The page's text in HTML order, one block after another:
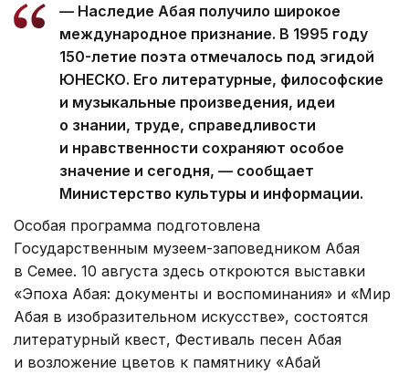
— Наследие Абая получило широкое
международное признание. В 1995 году
150-летие поэта отмечалось под эгидой
ЮНЕСКО. Его литературные, философские
и музыкальные произведения, идеи
о знании, труде, справедливости
и нравственности сохраняют особое
значение и сегодня, — сообщает
Министерство культуры и информации.
Особая программа подготовлена
Государственным музеем-заповедником Абая
в Семее. 10 августа здесь откроются выставки
«Эпоха Абая: документы и воспоминания» и «Мир
Абая в изобразительном искусстве», состоятся
литературный квест, Фестиваль песен Абая
и возложение цветов к памятнику «Абай